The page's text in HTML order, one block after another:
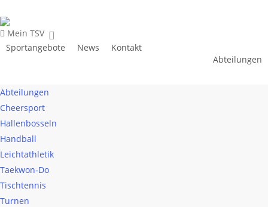
und Gesundheit!
Mein TSV
Sportangebote
News
Kontakt
Abteilungen
Cheersport
HallenbosselnTischtennis
Turnen
Abteilungen
Cheersport
Hallenbosseln
Handball
Leichtathletik
Taekwon-Do
Tischtennis
Turnen